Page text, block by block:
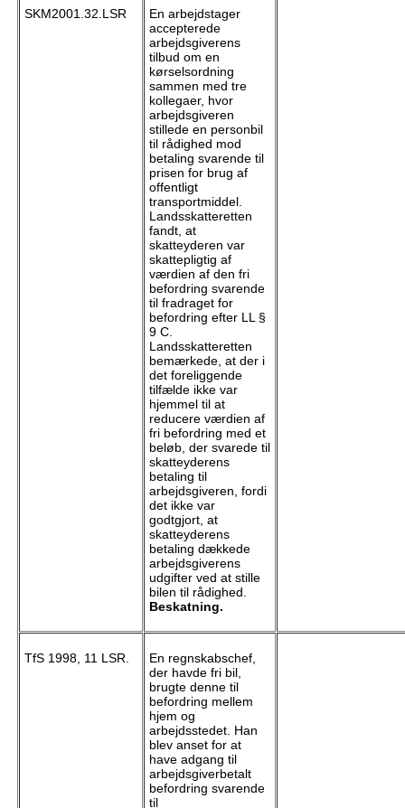
SKM2001.32.LSR
En arbejdstager
accepterede
arbejdsgiverens
tilbud om en
kørselsordning
sammen med tre
kollegaer, hvor
arbejdsgiveren
stillede en personbil
til rådighed mod
betaling svarende til
prisen for brug af
offentligt
transportmiddel.
Landsskatteretten
fandt, at
skatteyderen var
skattepligtig af
værdien af den fri
befordring svarende
til fradraget for
befordring efter LL §
9 C.
Landsskatteretten
bemærkede, at der i
det foreliggende
tilfælde ikke var
hjemmel til at
reducere værdien af
fri befordring med et
beløb, der svarede til
skatteyderens
betaling til
arbejdsgiveren, fordi
det ikke var
godtgjort, at
skatteyderens
betaling dækkede
arbejdsgiverens
udgifter ved at stille
bilen til rådighed.
Beskatning.
TfS 1998, 11 LSR.
En regnskabschef,
der havde fri bil,
brugte denne til
befordring mellem
hjem og
arbejdsstedet. Han
blev anset for at
have adgang til
arbejdsgiverbetalt
befordring svarende
til